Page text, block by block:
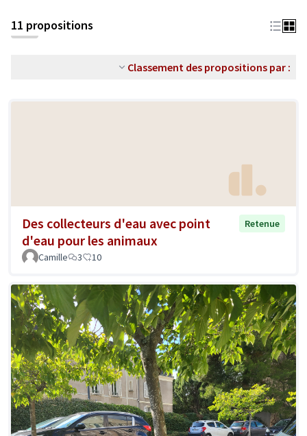
11 propositions
Classement des propositions par :
Des collecteurs d'eau avec point
d'eau pour les animaux
Retenue
Camille 3 10